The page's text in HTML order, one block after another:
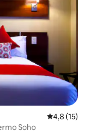
4,8 de uma
4,8 (15)
Soho